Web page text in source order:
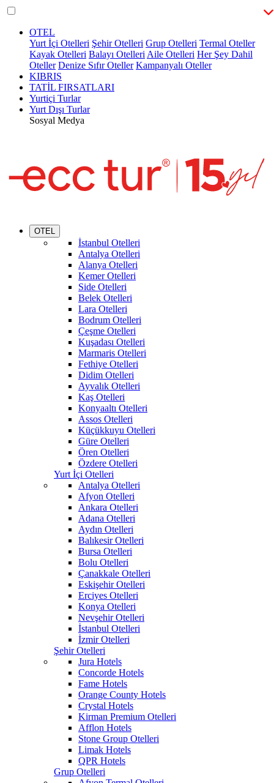
OTEL
Yurt İçi Otelleri Şehir Otelleri Grup Otelleri Termal Oteller
Kayak Otelleri Balayı Otelleri Aile Otelleri Her Şey Dahil
Oteller Denize Sıfır Oteller Kampanyalı Oteller
KIBRIS
TATİL FIRSATLARI
Yurtiçi Turlar
Yurt Dışı Turlar
Sosyal Medya
OTEL
İstanbul Otelleri
Antalya Otelleri
Alanya Otelleri
Kemer Otelleri
Side Otelleri
Belek Otelleri
Lara Otelleri
Bodrum Otelleri
Çeşme Otelleri
Kuşadası Otelleri
Marmaris Otelleri
Fethiye Otelleri
Didim Otelleri
Ayvalık Otelleri
Kaş Otelleri
Konyaaltı Otelleri
Assos Otelleri
Küçükkuyu Otelleri
Güre Otelleri
Ören Otelleri
Özdere Otelleri
Yurt İçi Otelleri
Antalya Otelleri
Afyon Otelleri
Ankara Otelleri
Adana Otelleri
Aydın Otelleri
Balıkesir Otelleri
Bursa Otelleri
Bolu Otelleri
Çanakkale Otelleri
Eskişehir Otelleri
Erciyes Otelleri
Konya Otelleri
Nevşehir Otelleri
İstanbul Otelleri
İzmir Otelleri
Şehir Otelleri
Jura Hotels
Concorde Hotels
Fame Hotels
Orange County Hotels
Crystal Hotels
Kirman Premium Otelleri
Afflon Hotels
Stone Group Otelleri
Limak Hotels
QPR Hotels
Grup Otelleri